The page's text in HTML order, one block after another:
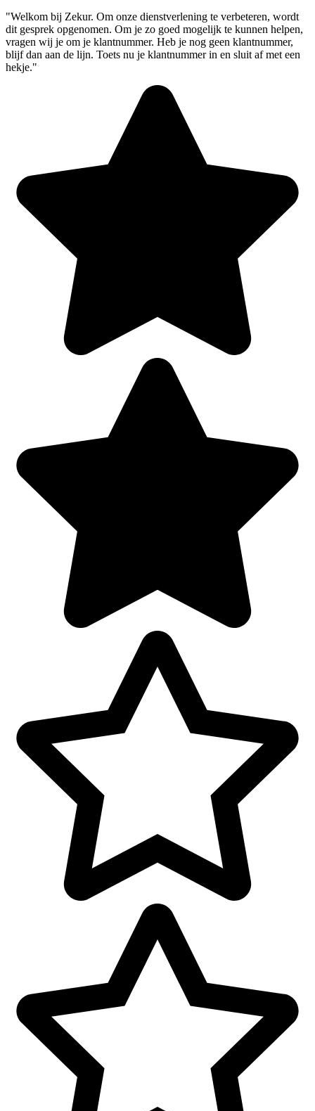
"Welkom bij Zekur. Om onze dienstverlening te verbeteren, wordt
dit gesprek opgenomen. Om je zo goed mogelijk te kunnen helpen,
vragen wij je om je klantnummer. Heb je nog geen klantnummer,
blijf dan aan de lijn. Toets nu je klantnummer in en sluit af met een
hekje."